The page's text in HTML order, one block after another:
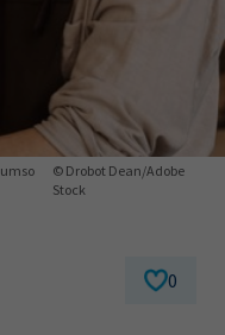
Negativerklärung
AEVO
© Drobot Dean/Adobe
Stock
0